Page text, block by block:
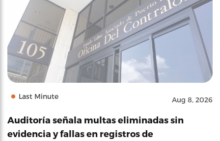
Last Minute Aug 8, 2026
Auditoría señala multas eliminadas sin
evidencia y fallas en registros de